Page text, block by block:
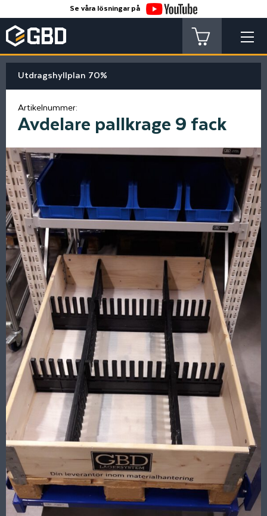
Se våra lösningar på
Utdragshyllplan 70%
Artikelnummer:
Avdelare pallkrage 9 fack